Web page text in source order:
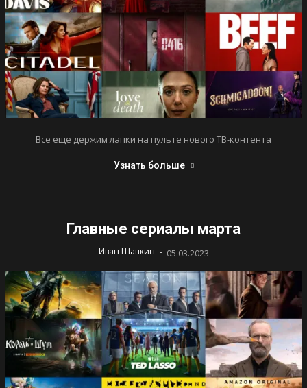
Все еще держим лапки на пульте нового ТВ-контента
Узнать больше
Главные сериалы марта
Иван Шапкин - 05.03.2023